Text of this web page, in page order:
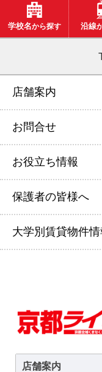
学校名から探す 沿線
店舗案内
お問合せ
お役立ち情報
保護者の皆様へ
大学別賃貸物件情
店舗案内